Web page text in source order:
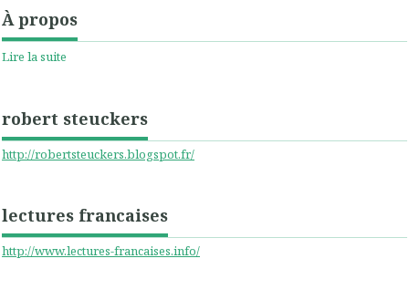
À propos
Lire la suite
robert steuckers
http://robertsteuckers.blogspot.fr/
lectures francaises
http://www.lectures-francaises.info/